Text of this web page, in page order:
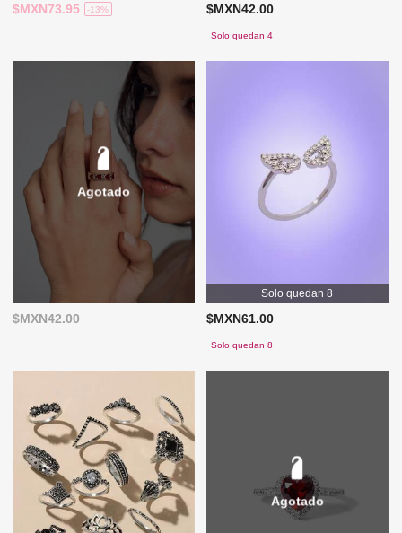
$MXN73.95 -13% $MXN42.00
Solo quedan 4
Agotado
$MXN42.00
Solo quedan 8
$MXN61.00
Solo quedan 8
Agotado